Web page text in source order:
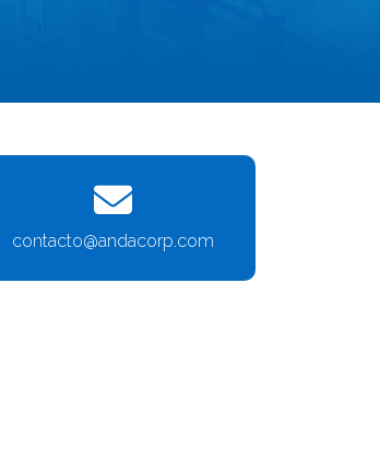
contacto@andacorp.com